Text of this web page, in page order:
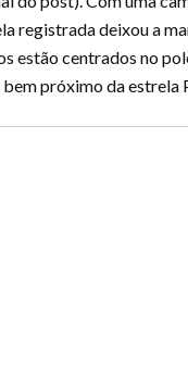
registrada deixou a
centrados no
bem próximo da estrela